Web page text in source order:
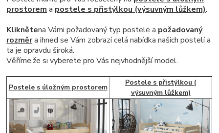
prostorema postele s přistýlkou (výsuvným lůžkem).
Kliknětena Vámi požadovaný typ postele a požadovaný
rozměra ihned se Vám zobrazí celá nabídka našich postelí a
ta je opravdu široká.
Věříme,že si vyberete pro Vás nejvhodnější model.
Postele s úložným prostorem
Postele s přistýlkou (
výsuvným lůžkem)